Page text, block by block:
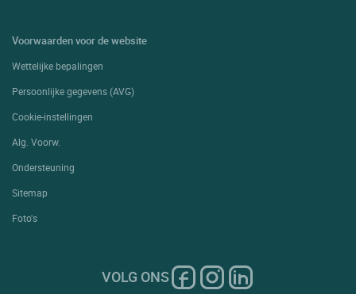
Voorwaarden voor de website
Wettelijke bepalingen
Persoonlijke gegevens (AVG)
Cookie-instellingen
Alg. Voorw.
Ondersteuning
Sitemap
Foto's
VOLG ONS